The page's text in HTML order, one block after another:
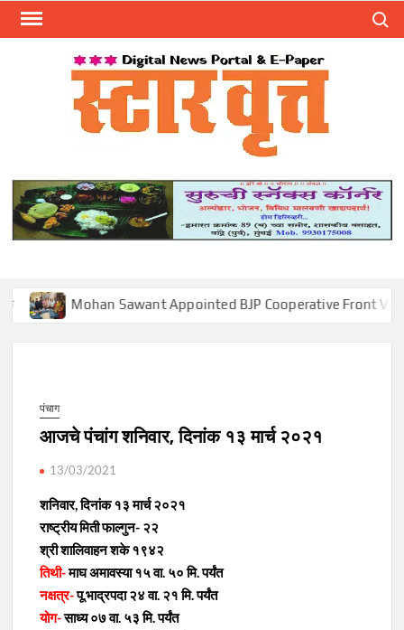
Skip
Mohan Sawant Appointed BJP Cooperative Front Vice
पंचाग
आजचे पंचांग शनिवार, दिनांक १३ मार्च २०२१
13/03/2021
शनिवार, दिनांक १३ मार्च २०२१
राष्ट्रीय मिती फाल्गुन- २२
श्री शालिवाहन शके १९४२
तिथी-माघ अमावस्या १५ वा. ५० मि. पर्यंत
नक्षत्र-पू.भाद्रपदा २४ वा. २१ मि. पर्यंत
योग-साध्य ०७ वा. ५३ मि. पर्यंत